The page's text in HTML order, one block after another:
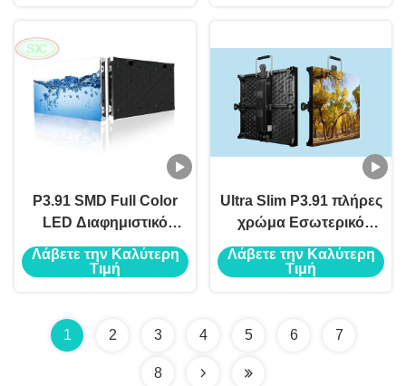
συνεδριάσεων
P3.91 SMD Full Color
LED Διαφημιστικό
Βίντεο Μοντέλο Δείξης
250x250mm
Λάβετε την Καλύτερη
Τιμή
Ultra Slim P3.91 πλήρες
χρώμα Εσωτερικό
500mm*500mm Υψηλό
ποσοστό ανανέωσης
Λάβετε την Καλύτερη
Τιμή
1 2 3 4 5 6 7
8